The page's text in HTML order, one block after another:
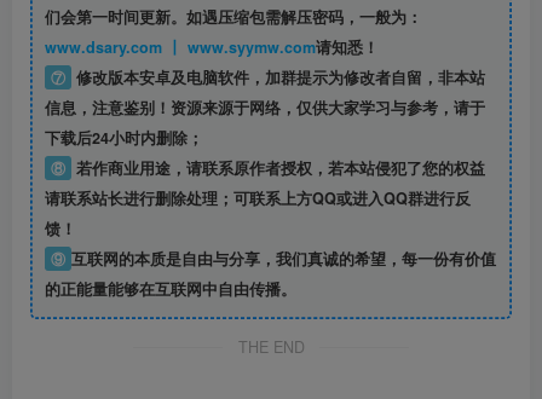
们会第一时间更新。如遇压缩包需解压密码，一般为：
www.dsary.com 丨 www.syymw.com请知悉！
⑦ 修改版本安卓及电脑软件，加群提示为修改者自留， 非本站
信息，注意鉴别！资源来源于网络，仅供大家学习与参考，请于
下载后24小时内删除；
⑧ 若作商业用途，请联系原作者授权，若本站侵犯了您的权益
请联系站长进行删除处理；可联系上方QQ或进入QQ群进行反
馈！
⑨ 互联网的本质是自由与分享，我们真诚的希望，每一份有价值
的正能量能够在互联网中自由传播。
THE END